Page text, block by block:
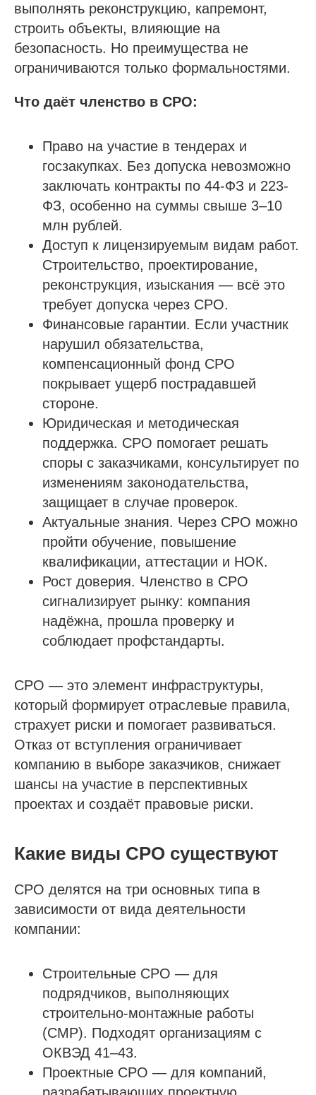
выполнять реконструкцию, капремонт,
строить объекты, влияющие на
безопасность. Но преимущества не
ограничиваются только формальностями.
Что даёт членство в СРО:
Право на участие в тендерах и
госзакупках. Без допуска невозможно
заключать контракты по 44-ФЗ и 223-
ФЗ, особенно на суммы свыше 3–10
млн рублей.
Доступ к лицензируемым видам работ.
Строительство, проектирование,
реконструкция, изыскания — всё это
требует допуска через СРО.
Финансовые гарантии. Если участник
нарушил обязательства,
компенсационный фонд СРО
покрывает ущерб пострадавшей
стороне.
Юридическая и методическая
поддержка. СРО помогает решать
споры с заказчиками, консультирует по
изменениям законодательства,
защищает в случае проверок.
Актуальные знания. Через СРО можно
пройти обучение, повышение
квалификации, аттестации и НОК.
Рост доверия. Членство в СРО
сигнализирует рынку: компания
надёжна, прошла проверку и
соблюдает профстандарты.
СРО — это элемент инфраструктуры,
который формирует отраслевые правила,
страхует риски и помогает развиваться.
Отказ от вступления ограничивает
компанию в выборе заказчиков, снижает
шансы на участие в перспективных
проектах и создаёт правовые риски.
Какие виды СРО существуют
СРО делятся на три основных типа в
зависимости от вида деятельности
компании:
Строительные СРО — для
подрядчиков, выполняющих
строительно-монтажные работы
(СМР). Подходят организациям с
ОКВЭД 41–43.
Проектные СРО — для компаний,